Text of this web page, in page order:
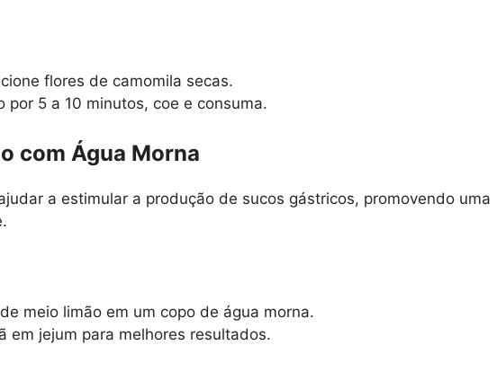
flores de camomila secas.
por 5 a 10 minutos, coe e consuma.
com Água Morna
a estimular a produção de sucos gástricos, promovendo uma
meio limão em um copo de água morna.
em jejum para melhores resultados.